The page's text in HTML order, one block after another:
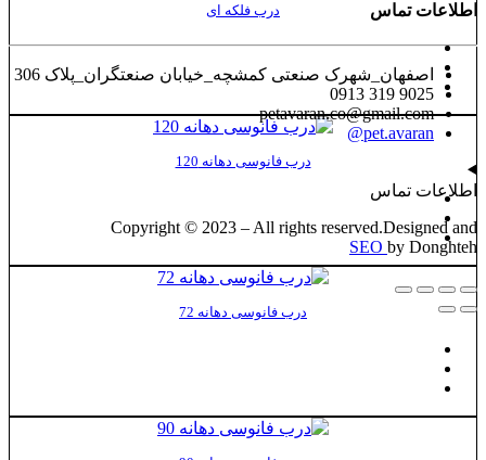
درب فلکه ای
درب فانوسی دهانه 120
درب فانوسی دهانه 72
اطلاعات تماس
اصفهان_شهرک صنعتی کمشچه_خیابان صنعتگران_پلاک 306
9025 319 0913
petavaran.co@gmail.com
pet.avaran@
اطلاعات تماس
Copyright © 2023 – All rights reserved.Designed and
SEO by Donghteh